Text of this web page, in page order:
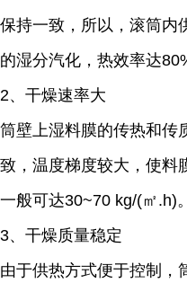
保持一致，所以，滚筒内
的湿分汽化，热效率达
2、干燥速率大
筒壁上湿料膜的传热和传
致，温度梯度较大，使料
一般可达30~70 kg/(㎡.h)。
3、干燥质量稳定
由于供热方式便于控制，